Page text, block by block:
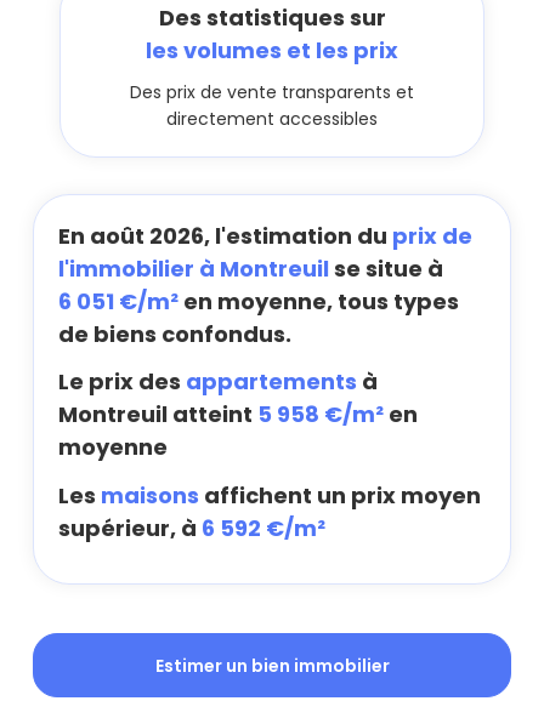
Des statistiques sur
les volumes et les prix
Des prix de vente transparents et
directement accessibles
En août 2026, l'estimation du prix de
l'immobilier à Montreuil se situe à
6 051 €/m² en moyenne, tous types
de biens confondus.
Le prix des appartements à
Montreuil atteint 5 958 €/m² en
moyenne
Les maisons affichent un prix moyen
supérieur, à 6 592 €/m²
Estimer un bien immobilier